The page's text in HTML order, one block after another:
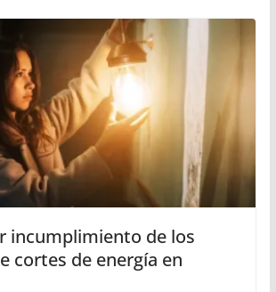
incumplimiento de los
cortes de energía en